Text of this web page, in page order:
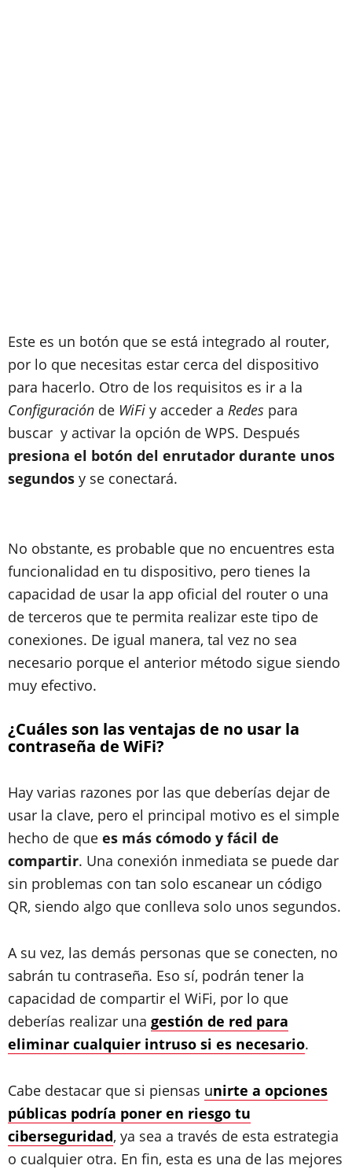
Este es un botón que se está integrado al router,
por lo que necesitas estar cerca del dispositivo
para hacerlo. Otro de los requisitos es ir a la
Configuración de WiFi y acceder a Redes para
buscar y activar la opción de WPS. Después
presiona el botón del enrutador durante unos
segundos y se conectará.
No obstante, es probable que no encuentres esta
funcionalidad en tu dispositivo, pero tienes la
capacidad de usar la app oficial del router o una
de terceros que te permita realizar este tipo de
conexiones. De igual manera, tal vez no sea
necesario porque el anterior método sigue siendo
muy efectivo.
¿Cuáles son las ventajas de no usar la
contraseña de WiFi?
Hay varias razones por las que deberías dejar de
usar la clave, pero el principal motivo es el simple
hecho de que es más cómodo y fácil de
compartir. Una conexión inmediata se puede dar
sin problemas con tan solo escanear un código
QR, siendo algo que conlleva solo unos segundos.
A su vez, las demás personas que se conecten, no
sabrán tu contraseña. Eso sí, podrán tener la
capacidad de compartir el WiFi, por lo que
deberías realizar una gestión de red para
eliminar cualquier intruso si es necesario.
Cabe destacar que si piensas unirte a opciones
públicas podría poner en riesgo tu
ciberseguridad, ya sea a través de esta estrategia
o cualquier otra. En fin, esta es una de las mejores